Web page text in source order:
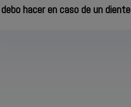
debo hacer en caso de un